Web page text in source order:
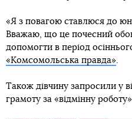
«Я з повагою ставлюся до
Вважаю, що це почесний
допомогти в період
«Комсомольська правда»
Також дівчину запросили у
грамоту за «відмінну роботу».